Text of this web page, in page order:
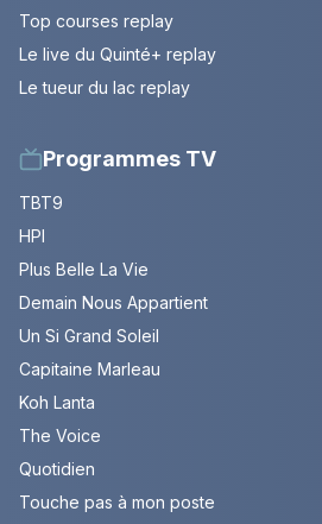
Top courses replay
Le live du Quinté+ replay
Le tueur du lac replay
Programmes TV
TBT9
HPI
Plus Belle La Vie
Demain Nous Appartient
Un Si Grand Soleil
Capitaine Marleau
Koh Lanta
The Voice
Quotidien
Touche pas à mon poste